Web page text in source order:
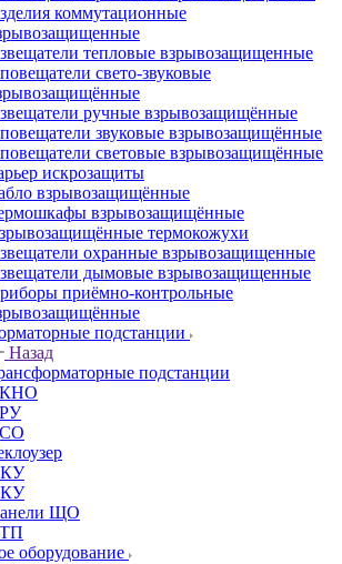
коммутационные
тепловые взрывозащищенные
свето-звуковые
ручные взрывозащищённые
звуковые взрывозащищённые
световые взрывозащищённые
искрозащиты
взрывозащищённые
взрывозащищённые
термокожухи
охранные взрывозащищенные
дымовые взрывозащищенные
приёмно-контрольные
подстанции
Назад
подстанции
ЩО
оборудование